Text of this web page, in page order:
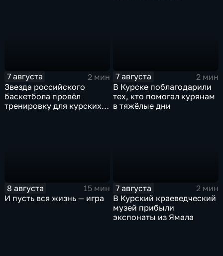
7 августа
2 мин
Звезда российского
баскетбола провёл
тренировку для курских
7 августа
2 мин
В Курске поблагодарили
тех, кто помогал курянам
в тяжёлые дни
8 августа
15 мин
И пусть вся жизнь — игра
7 августа
2 мин
В Курский краеведческий
музей прибыли
экспонаты из Ямала